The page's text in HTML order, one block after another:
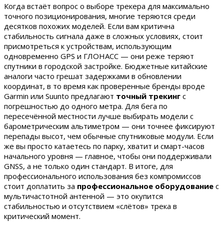
Когда встаёт вопрос о выборе трекера для максимально
точного позиционирования, многие теряются среди
десятков похожих моделей. Если вам критична
стабильность сигнала даже в сложных условиях, стоит
присмотреться к устройствам, использующим
одновременно GPS и ГЛОНАСС — они реже теряют
спутники в городской застройке. Бюджетные китайские
аналоги часто грешат задержками в обновлении
координат, в то время как проверенные бренды вроде
Garmin или Suunto предлагают точный трекинг с
погрешностью до одного метра. Для бега по
пересечённой местности лучше выбирать модели с
барометрическим альтиметром — они точнее фиксируют
перепады высот, чем обычные спутниковые модули. Если
же вы просто катаетесь по парку, хватит и смарт-часов
начального уровня — главное, чтобы они поддерживали
GNSS, а не только один стандарт. В итоге, для
профессионального использования без компромиссов
стоит доплатить за профессиональное оборудование с
мультичастотной антенной — это окупится
стабильностью и отсутствием «слётов» трека в
критический момент.